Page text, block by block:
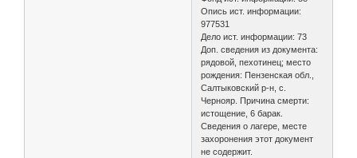
Опись ист. информации:
977531
Дело ист. информации: 73
Доп. сведения из документа:
рядовой, пехотинец; место
рождения: Пензенская обл.,
Салтыковский р-н, с.
Чернояр. Причина смерти:
истощение, 6 барак.
Сведения о лагере, месте
захоронения этот документ
не содержит.